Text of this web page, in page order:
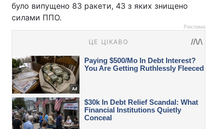
було випущено 83 ракети, 43 з яких знищено
силами ППО.
Реклама